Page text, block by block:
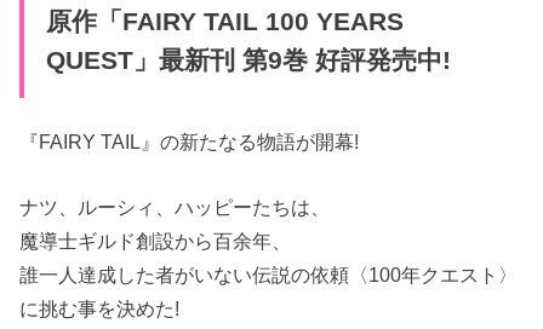
原作「FAIRY TAIL 100 YEARS
QUEST」最新刊 第9巻 好評発売中!
『FAIRY TAIL』の新たなる物語が開幕!
ナツ、ルーシィ、ハッピーたちは、
魔導士ギルド創設から百余年、
誰一人達成した者がいない伝説の依頼〈100年クエスト〉
に挑む事を決めた!